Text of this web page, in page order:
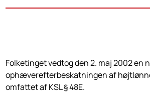
Folketinget vedtog den 2. maj 2002 en
ophæverefterbeskat­ningen af
omfattet af KSL § 48E.